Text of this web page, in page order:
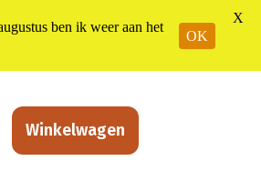
Winkelwagen
ben ik weer aan het
OK
X